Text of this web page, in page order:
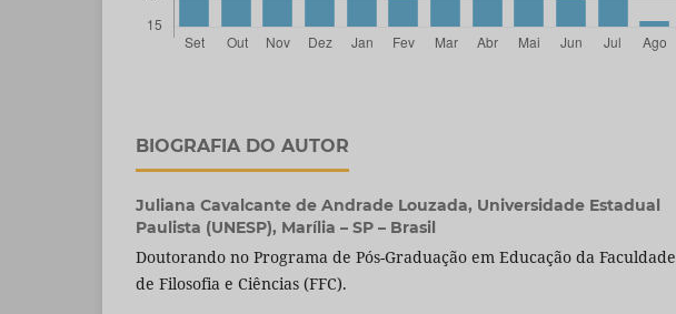
BIOGRAFIA DO AUTOR
Juliana Cavalcante de Andrade Louzada, Universidade Estadual
Paulista (UNESP), Marília – SP – Brasil
Doutorando no Programa de Pós-Graduação em Educação da Faculdade
de Filosofia e Ciências (FFC).